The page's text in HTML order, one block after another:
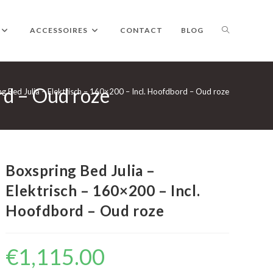
ACCESSOIRES CONTACT BLOG TOGGLE
WEBSITE
– Oud roze
Bed Julia – Elektrisch – 160×200 – Incl. Hoofdbord – Oud roze
Boxspring Bed Julia –
Elektrisch – 160×200 – Incl.
Hoofdbord – Oud roze
€1,115.00